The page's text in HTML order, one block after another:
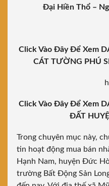
Đại Hiền Thổ –
Click Vào Đây Để Xem
CÁT TƯỜNG PHÚ
Click Vào Đây Để Xem
ĐẤT
Trong chuyên mục này,
tin hoạt động mua bán
Hạnh Nam, huyện Đức
trường Bất Động Sản